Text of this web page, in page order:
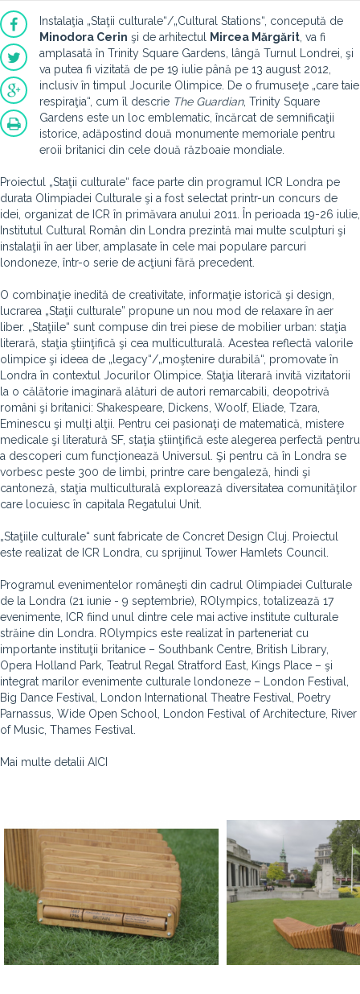
Instalaţia „Staţii culturale“/„Cultural Stations“, concepută de
Minodora Cerin şi de arhitectul Mircea Mărgărit , va fi
amplasată în Trinity Square Gardens, lângă Turnul Londrei, şi
va putea fi vizitată de pe 19 iulie până pe 13 august 2012,
inclusiv în timpul Jocurile Olimpice. De o frumuseţe „care taie
respiraţia“, cum îl descrie The Guardian, Trinity Square
Gardens este un loc emblematic, încărcat de semnificaţii
istorice, adăpostind două monumente memoriale pentru
eroii britanici din cele două războaie mondiale.
Proiectul „Staţii culturale“ face parte din programul ICR Londra pe
durata Olimpiadei Culturale şi a fost selectat printr-un concurs de
idei, organizat de ICR în primăvara anului 2011. În perioada 19-26 iulie,
Institutul Cultural Român din Londra prezintă mai multe sculpturi şi
instalaţii în aer liber, amplasate în cele mai populare parcuri
londoneze, într-o serie de acţiuni fără precedent.
O combinaţie inedită de creativitate, informaţie istorică şi design,
lucrarea „Staţii culturale” propune un nou mod de relaxare în aer
liber. „Staţiile“ sunt compuse din trei piese de mobilier urban: staţia
literară, staţia ştiinţifică şi cea multiculturală. Acestea reflectă valorile
olimpice şi ideea de „legacy“/„moştenire durabilă“, promovate în
Londra în contextul Jocurilor Olimpice. Staţia literară invită vizitatorii
la o călătorie imaginară alături de autori remarcabili, deopotrivă
români şi britanici: Shakespeare, Dickens, Woolf, Eliade, Tzara,
Eminescu şi mulţi alţii. Pentru cei pasionaţi de matematică, mistere
medicale şi literatură SF, staţia ştiinţifică este alegerea perfectă pentru
a descoperi cum funcţionează Universul. Şi pentru că în Londra se
vorbesc peste 300 de limbi, printre care bengaleză, hindi şi
cantoneză, staţia multiculturală explorează diversitatea comunităţilor
care locuiesc în capitala Regatului Unit.
„Staţiile culturale“ sunt fabricate de Concret Design Cluj. Proiectul
este realizat de ICR Londra, cu sprijinul Tower Hamlets Council.
Programul evenimentelor româneşti din cadrul Olimpiadei Culturale
de la Londra (21 iunie - 9 septembrie), ROlympics, totalizează 17
evenimente, ICR fiind unul dintre cele mai active institute culturale
străine din Londra. ROlympics este realizat în parteneriat cu
importante instituţii britanice – Southbank Centre, British Library,
Opera Holland Park, Teatrul Regal Stratford East, Kings Place – şi
integrat marilor evenimente culturale londoneze – London Festival,
Big Dance Festival, London International Theatre Festival, Poetry
Parnassus, Wide Open School, London Festival of Architecture, River
of Music, Thames Festival.
Mai multe detalii AICI